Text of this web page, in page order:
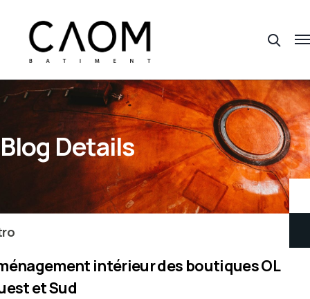
Blog Details
intérieur des boutiques OL
et Sud